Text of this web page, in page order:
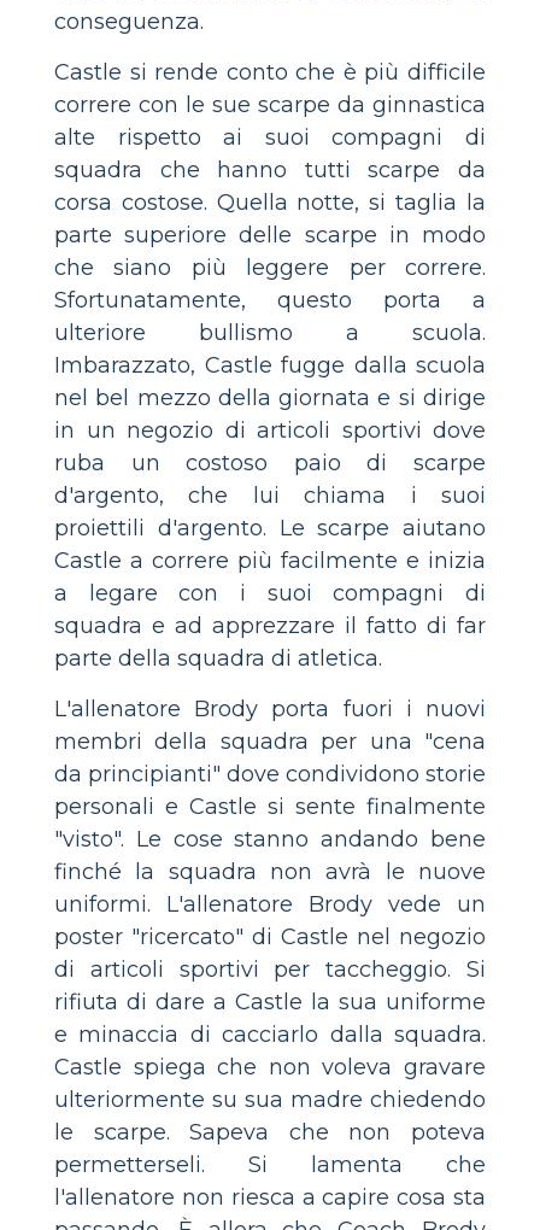
conseguenza.
Castle si rende conto che è più difficile
correre con le sue scarpe da ginnastica
alte rispetto ai suoi compagni di
squadra che hanno tutti scarpe da
corsa costose. Quella notte, si taglia la
parte superiore delle scarpe in modo
che siano più leggere per correre.
Sfortunatamente, questo porta a
ulteriore bullismo a scuola.
Imbarazzato, Castle fugge dalla scuola
nel bel mezzo della giornata e si dirige
in un negozio di articoli sportivi dove
ruba un costoso paio di scarpe
d'argento, che lui chiama i suoi
proiettili d'argento. Le scarpe aiutano
Castle a correre più facilmente e inizia
a legare con i suoi compagni di
squadra e ad apprezzare il fatto di far
parte della squadra di atletica.
L'allenatore Brody porta fuori i nuovi
membri della squadra per una "cena
da principianti" dove condividono storie
personali e Castle si sente finalmente
"visto". Le cose stanno andando bene
finché la squadra non avrà le nuove
uniformi. L'allenatore Brody vede un
poster "ricercato" di Castle nel negozio
di articoli sportivi per taccheggio. Si
rifiuta di dare a Castle la sua uniforme
e minaccia di cacciarlo dalla squadra.
Castle spiega che non voleva gravare
ulteriormente su sua madre chiedendo
le scarpe. Sapeva che non poteva
permetterseli. Si lamenta che
l'allenatore non riesca a capire cosa sta